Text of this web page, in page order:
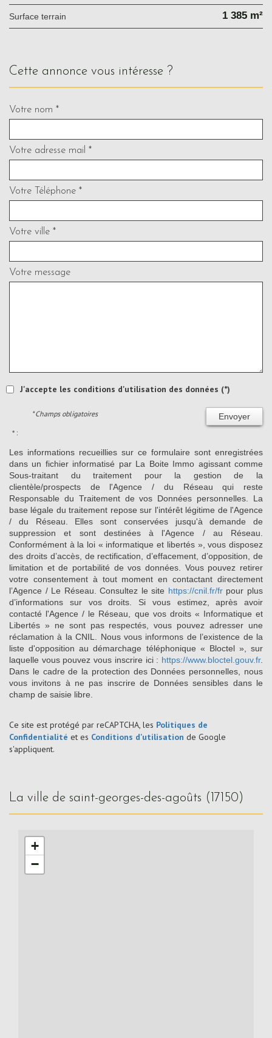
surface terrain 1 385 m²
cette annonce vous intéresse ?
Votre nom *
Votre adresse mail *
Votre Téléphone *
Votre ville *
Votre message
J'accepte les conditions d'utilisation des données (*)
Envoyer
* Champs obligatoires
* :
Les informations recueillies sur ce formulaire sont enregistrées
dans un fichier informatisé par La Boite Immo agissant comme
Sous-traitant du traitement pour la gestion de la
clientèle/prospects de l'Agence / du Réseau qui reste
Responsable du Traitement de vos Données personnelles. La
base légale du traitement repose sur l'intérêt légitime de l'Agence
/ du Réseau. Elles sont conservées jusqu'à demande de
suppression et sont destinées à l'Agence / au Réseau.
Conformément à la loi « informatique et libertés », vous disposez
des droits d’accès, de rectification, d’effacement, d’opposition, de
limitation et de portabilité de vos données. Vous pouvez retirer
votre consentement à tout moment en contactant directement
l’Agence / Le Réseau. Consultez le site https://cnil.fr/frpour plus
d’informations sur vos droits. Si vous estimez, après avoir
contacté l'Agence / le Réseau, que vos droits « Informatique et
Libertés » ne sont pas respectés, vous pouvez adresser une
réclamation à la CNIL. Nous vous informons de l’existence de la
liste d'opposition au démarchage téléphonique « Bloctel », sur
laquelle vous pouvez vous inscrire ici : https://www.bloctel.gouv.fr.
Dans le cadre de la protection des Données personnelles, nous
vous invitons à ne pas inscrire de Données sensibles dans le
champ de saisie libre.
Ce site est protégé par reCAPTCHA, les Politiques de
Confidentialité et es Conditions d'utilisation de Google
s'appliquent.
la ville de saint-georges-des-agoûts (17150)
+
−